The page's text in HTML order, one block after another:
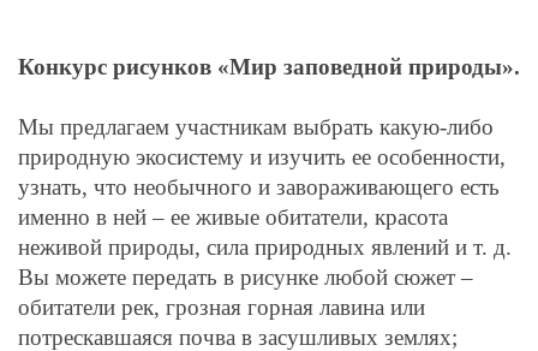
Конкурс рисунков «Мир заповедной природы».
Мы предлагаем участникам выбрать какую-либо
природную экосистему и изучить ее особенности,
узнать, что необычного и завораживающего есть
именно в ней – ее живые обитатели, красота
неживой природы, сила природных явлений и т. д.
Вы можете передать в рисунке любой сюжет –
обитатели рек, грозная горная лавина или
потрескавшаяся почва в засушливых землях;